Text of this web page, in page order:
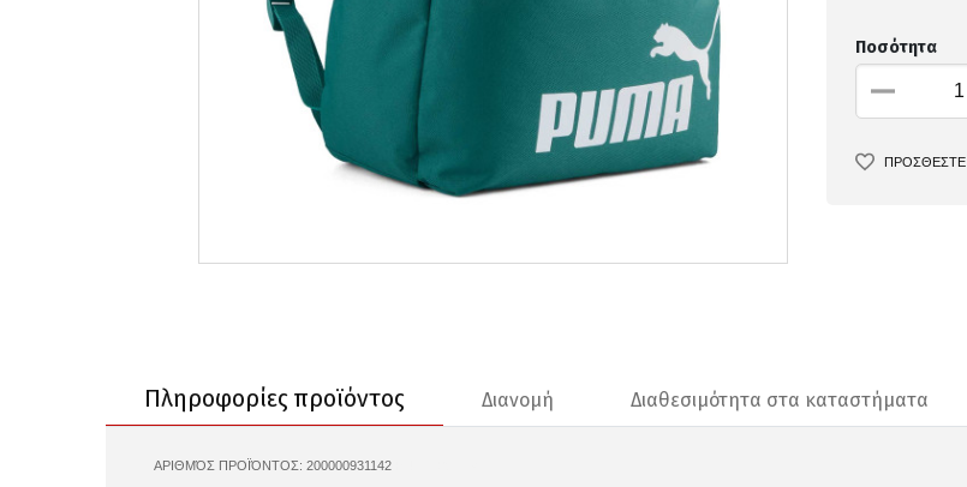
Ποσότητα
Πληροφορίες προϊόντος Διανομή Διαθεσιμότητα στα καταστήματα
ΑΡΙΘΜΌΣ ΠΡΟΪΌΝΤΟΣ: 200000931142